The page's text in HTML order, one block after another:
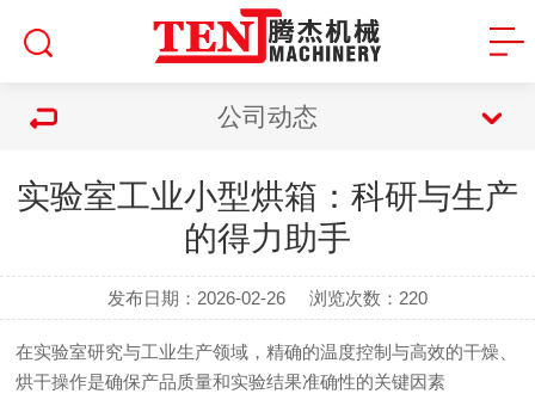
公司动态
实验室工业小型烘箱：科研与生产
的得力助手
发布日期：2026-02-26 浏览次数： 220
在实验室研究与工业生产领域，精确的温度控制与高效的干燥、
烘干操作是确保产品质量和实验结果准确性的关键因素